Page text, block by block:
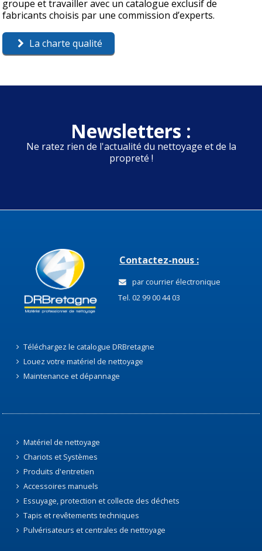
groupe et travailler avec un catalogue exclusif de
fabricants choisis par une commission d’experts.
La charte qualité
Newsletters :
Ne ratez rien de l'actualité du nettoyage et de la
propreté !
Contactez-nous :
par courrier électronique
Tel. 02 99 00 44 03
Téléchargez le catalogue DRBretagne
Louez votre matériel de nettoyage
Maintenance et dépannage
Matériel de nettoyage
Chariots et Systèmes
Produits d'entretien
Accessoires manuels
Essuyage, protection et collecte des déchets
Tapis et revêtements techniques
Pulvérisateurs et centrales de nettoyage